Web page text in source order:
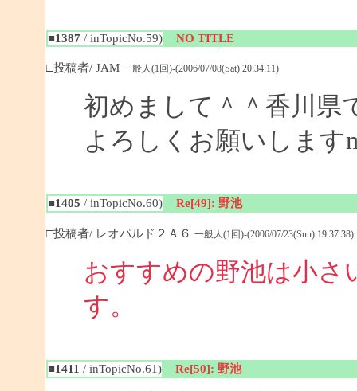
■1387 / inTopicNo.59) NO TITLE
□投稿者/ JAM 一般人(1回)-(2006/07/08(Sat) 20:34:11)
初めまして＾＾香川県
よろしくお願いします
■1405 / inTopicNo.60) Re[49]: 野池
□投稿者/ レオパルド２Ａ６ 一般人(1回)-(2006/07/23(Sun) 19:37:38)
おすすめの野池は小さ
■1411 / inTopicNo.61) Re[50]: 野池